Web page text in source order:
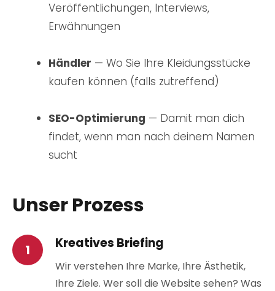
Veröffentlichungen, Interviews,
Erwähnungen
Händler — Wo Sie Ihre Kleidungsstücke
kaufen können (falls zutreffend)
SEO-Optimierung — Damit man dich
findet, wenn man nach deinem Namen
sucht
Unser Prozess
Kreatives Briefing
Wir verstehen Ihre Marke, Ihre Ästhetik,
Ihre Ziele. Wer soll die Website sehen? Was